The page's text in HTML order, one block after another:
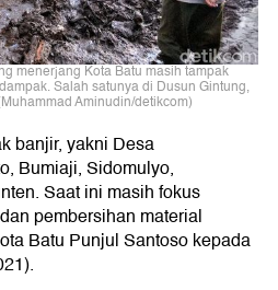
menerjang Kota Batu masih tampak
Salah satunya di Dusun Gintung,
Aminudin/detikcom)
banjir, yakni Desa
Bumiaji, Sidomulyo,
Saat ini masih fokus
pembersihan material
Batu Punjul Santoso kepada